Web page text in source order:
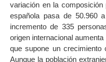
variación en la composición
española pasa de 50.960
incremento de 335
origen internacional
que supone un crecimiento
Aunque la población